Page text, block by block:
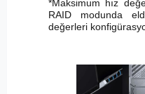
*Maksimum hız
RAID modunda
değerleri